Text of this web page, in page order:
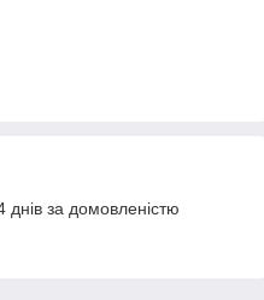
за домовленістю